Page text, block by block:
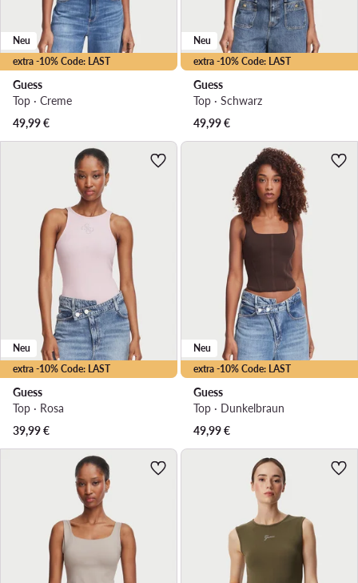
extra -10% Code: LAST
Neu
Guess
Top · Creme
49,99€
extra -10% Code: LAST
Neu
Guess
Top · Schwarz
49,99€
extra -10% Code: LAST
Neu
Guess
Top · Rosa
39,99€
extra -10% Code: LAST
Neu
Guess
Top · Dunkelbraun
49,99€